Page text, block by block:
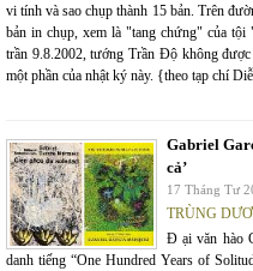
vi tính và sao chụp thành 15 bản. Trên
bản in chụp, xem là "tang chứng" của
trần 9.8.2002, tướng Trần Độ không
một phần của nhật ký này. {theo tạp chí
Gabriel
cả’
17 Tháng Tư
TRÙNG
Đ ại văn hào
danh tiếng “One Hundred Years of